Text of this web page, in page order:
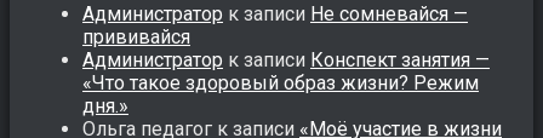
Администратор к записи Не сомневайся —
прививайся
Администратор к записи Конспект занятия —
«Что такое здоровый образ жизни? Режим
дня.»
Ольга педагог к записи «Моё участие в жизни